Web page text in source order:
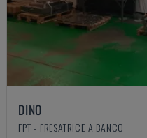
DINO
FPT - FRESATRICE A BANCO